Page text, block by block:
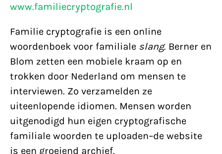
www.familiecryptografie.nl
Familie cryptografie is een online
woordenboek voor familiale slang. Berner en
Blom zetten een mobiele kraam op en
trokken door Nederland om mensen te
interviewen. Zo verzamelden ze
uiteenlopende idiomen. Mensen worden
uitgenodigd hun eigen cryptografische
familiale woorden te uploaden–de website
is een groeiend archief.